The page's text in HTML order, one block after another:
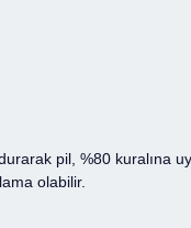
pil, %80 kuralına
olabilir.